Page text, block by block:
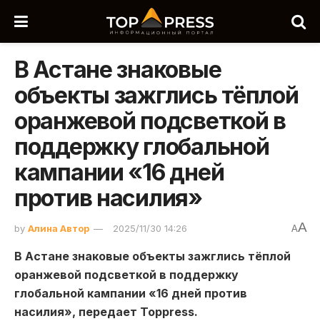
В Астане знаковые
объекты зажглись тёплой
оранжевой подсветкой в
поддержку глобальной
кампании «16 дней
против насилия»
by Алина Автор 2025/11/30 14:26 AA
В Астане знаковые объекты зажглись тёплой
оранжевой подсветкой в поддержку
глобальной кампании «16 дней против
насилия», передает Toppress.